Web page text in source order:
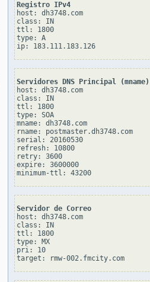
Registro IPv4
host: dh3748.com
class: IN
ttl: 1800
type: A
ip: 183.111.183.126
Servidores DNS Principal
host: dh3748.com
class: IN
ttl: 1800
type: SOA
mname: dh3748.com
rname: postmaster.dh3748.com
serial: 20160530
refresh: 10800
retry: 3600
expire: 3600000
minimum-ttl: 43200
Servidor de Correo
host: dh3748.com
class: IN
ttl: 1800
type: MX
pri: 10
target: rmw-002.fmcity.com